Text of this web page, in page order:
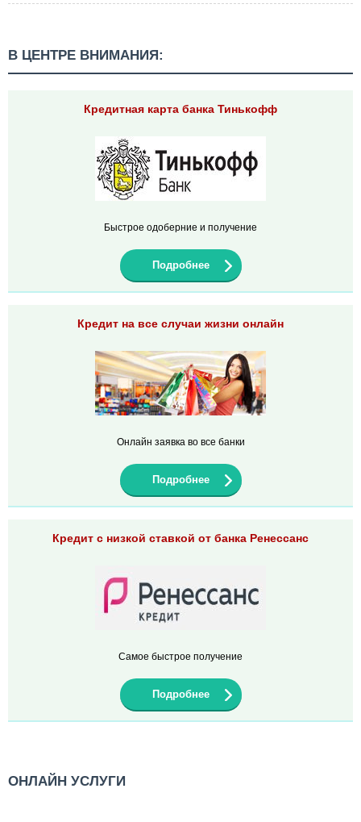
В ЦЕНТРЕ ВНИМАНИЯ:
Кредитная карта банка Тинькофф
Быстрое одоберние и получение
Подробнее
Кредит на все случаи жизни онлайн
Онлайн заявка во все банки
Подробнее
Кредит с низкой ставкой от банка Ренессанс
Самое быстрое получение
Подробнее
ОНЛАЙН УСЛУГИ